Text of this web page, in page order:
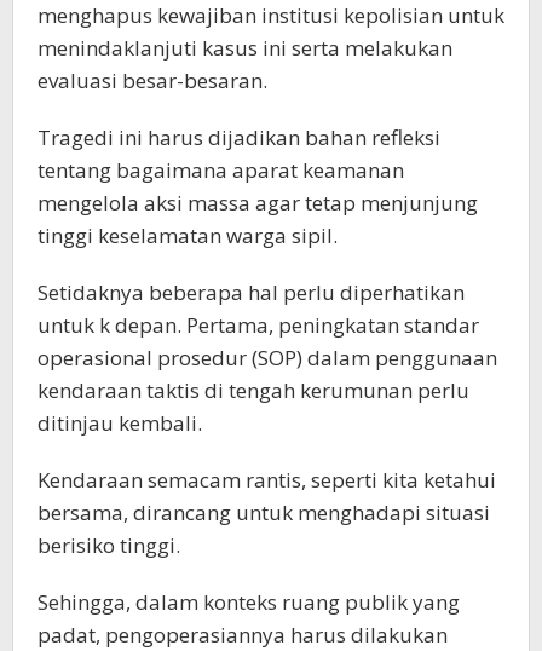
menghapus kewajiban institusi kepolisian untuk
menindaklanjuti kasus ini serta melakukan
evaluasi besar-besaran.
Tragedi ini harus dijadikan bahan refleksi
tentang bagaimana aparat keamanan
mengelola aksi massa agar tetap menjunjung
tinggi keselamatan warga sipil.
Setidaknya beberapa hal perlu diperhatikan
untuk k depan. Pertama, peningkatan standar
operasional prosedur (SOP) dalam penggunaan
kendaraan taktis di tengah kerumunan perlu
ditinjau kembali.
Kendaraan semacam rantis, seperti kita ketahui
bersama, dirancang untuk menghadapi situasi
berisiko tinggi.
Sehingga, dalam konteks ruang publik yang
padat, pengoperasiannya harus dilakukan